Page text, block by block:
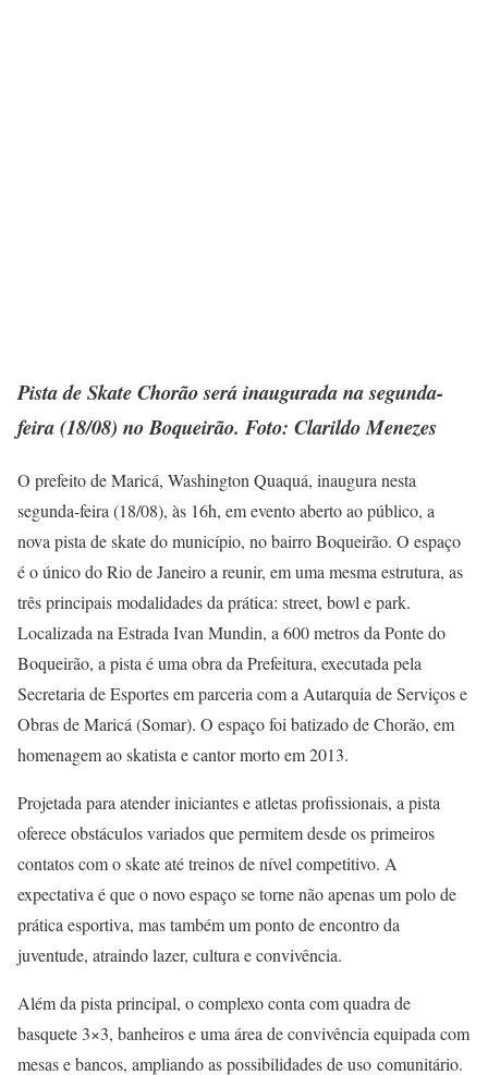
Pista de Skate Chorão será inaugurada na segunda-
feira (18/08) no Boqueirão. Foto: Clarildo Menezes
O prefeito de Maricá, Washington Quaquá, inaugura nesta
segunda-feira (18/08), às 16h, em evento aberto ao público, a
nova pista de skate do município, no bairro Boqueirão. O espaço
é o único do Rio de Janeiro a reunir, em uma mesma estrutura, as
três principais modalidades da prática: street, bowl e park.
Localizada na Estrada Ivan Mundin, a 600 metros da Ponte do
Boqueirão, a pista é uma obra da Prefeitura, executada pela
Secretaria de Esportes em parceria com a Autarquia de Serviços e
Obras de Maricá (Somar). O espaço foi batizado de Chorão, em
homenagem ao skatista e cantor morto em 2013.
Projetada para atender iniciantes e atletas profissionais, a pista
oferece obstáculos variados que permitem desde os primeiros
contatos com o skate até treinos de nível competitivo. A
expectativa é que o novo espaço se torne não apenas um polo de
prática esportiva, mas também um ponto de encontro da
juventude, atraindo lazer, cultura e convivência.
Além da pista principal, o complexo conta com quadra de
basquete 3×3, banheiros e uma área de convivência equipada com
mesas e bancos, ampliando as possibilidades de uso comunitário.